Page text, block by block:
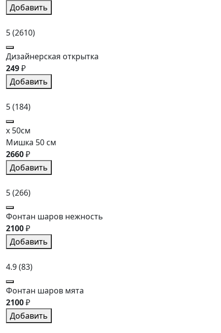
Добавить
5(2610)
Дизайнерская открытка
249₽
Добавить
5(184)
x 50см
Мишка 50 см
2660₽
Добавить
5(266)
Фонтан шаров нежность
2100₽
Добавить
4.9(83)
Фонтан шаров мята
2100₽
Добавить